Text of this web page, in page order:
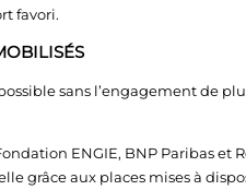
favori.
sans l’engagement de
ENGIE, BNP Paribas et
grâce aux places mises à